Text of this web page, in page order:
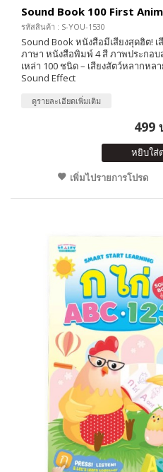
Sound Book 100 First
รหัสสินค้า : S-YOU-1530
Sound Book หนังสือมีเสียงสุดฮิต! เ
ภาษา หนังสือพิมพ์ 4 สี ภาพประกอบ
เหล่า 100 ชนิด – เสียงสัตว์หลากหล
Sound Effect
ดูรายละเอียดเพิ่มเติม
499
หยิบใส่
เพิ่มไปรายการโปรด